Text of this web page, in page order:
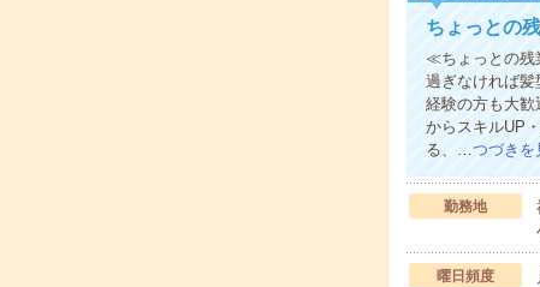
ちょっとの
≪ちょっとの残
過ぎなければ
経験の方も大
からスキルUP
る、…つづきを
勤務地
曜日頻度